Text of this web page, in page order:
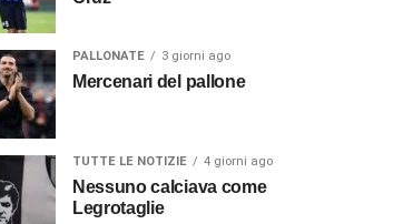
PALLONATE 3 giorni ago
Mercenari del pallone
TUTTE LE NOTIZIE 4 giorni ago
Nessuno calciava come
Legrotaglie